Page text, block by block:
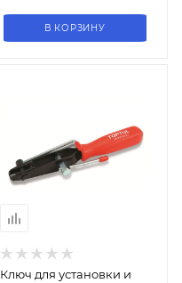
В КОРЗИНУ
Ключ для установки и